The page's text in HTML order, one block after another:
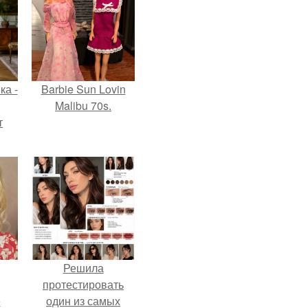
-
и
Barbie Sun Lovin
Malibu 70s.
Решила
протестировать
один из самых